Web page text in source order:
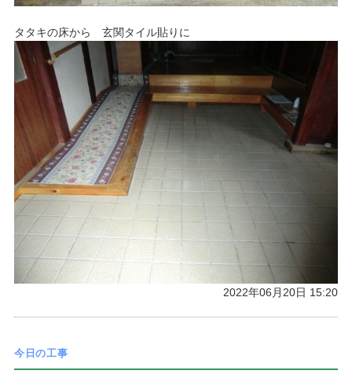
タタキの床から 玄関タイル貼りに
2022年06月20日 15:20
今日の工事